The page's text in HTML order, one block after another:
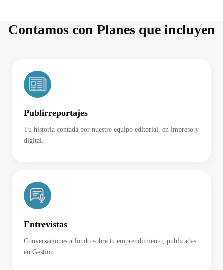
Contamos con Planes que incluyen
Publirreportajes
Tu historia contada por nuestro equipo editorial, en impreso y
digital.
Entrevistas
Conversaciones a fondo sobre tu emprendimiento, publicadas
en Gestion.